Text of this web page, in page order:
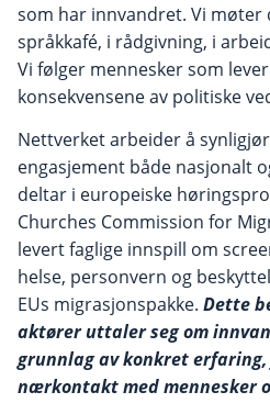
som har innvandret. Vi møter
språkkafé, i rådgivning, i
Vi følger mennesker som
konsekvensene av politiske
Nettverket arbeider å
engasjement både nasjonalt
deltar i europeiske
Churches Commission for
levert faglige innspill om
helse, personvern og
EUs migrasjonspakke. Dette
aktører uttaler seg om
grunnlag av konkret
nærkontakt med mennesker